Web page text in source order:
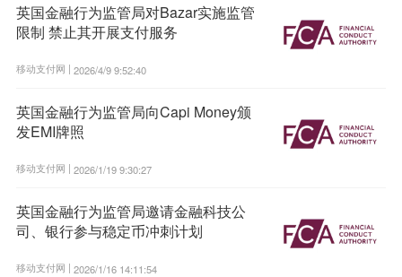
英国金融行为监管局对Bazar实施监管
限制 禁止其开展支付服务
移动支付网 | 2026/4/9 9:52:40
英国金融行为监管局向Capi Money颁
发EMI牌照
移动支付网 | 2026/1/19 9:30:27
英国金融行为监管局邀请金融科技公
司、银行参与稳定币冲刺计划
移动支付网 | 2026/1/16 14:11:54